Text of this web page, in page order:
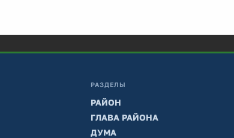
РАЗДЕЛЫ
РАЙОН
ГЛАВА РАЙОНА
ДУМА